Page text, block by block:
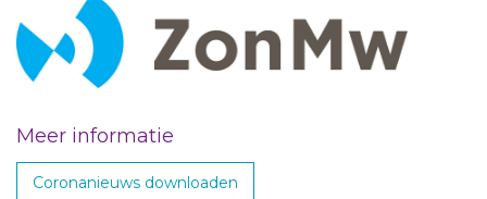
Meer informatie
Coronanieuws downloaden